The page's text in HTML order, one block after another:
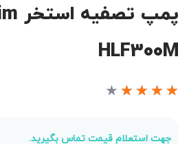
★
★
★
★
جهت استعلام قیمت تماس بگیرید.